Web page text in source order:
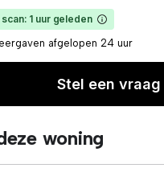
1 uur geleden
afgelopen 24 uur
Stel een vraag
woning
je nieuwe toevluchtsoord